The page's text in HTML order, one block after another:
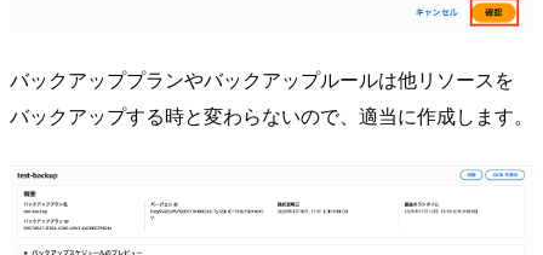
バックアッププランやバックアップルールは他リソースを
バックアップする時と変わらないので、適当に作成します。